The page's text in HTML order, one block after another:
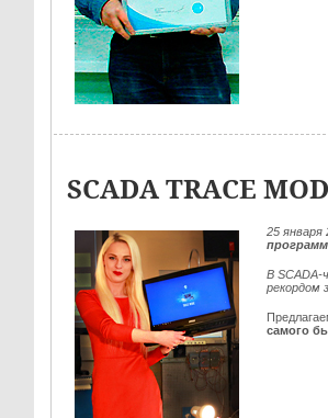
SCADA TRACE
25 января
В SCADA-
рекордом
самого